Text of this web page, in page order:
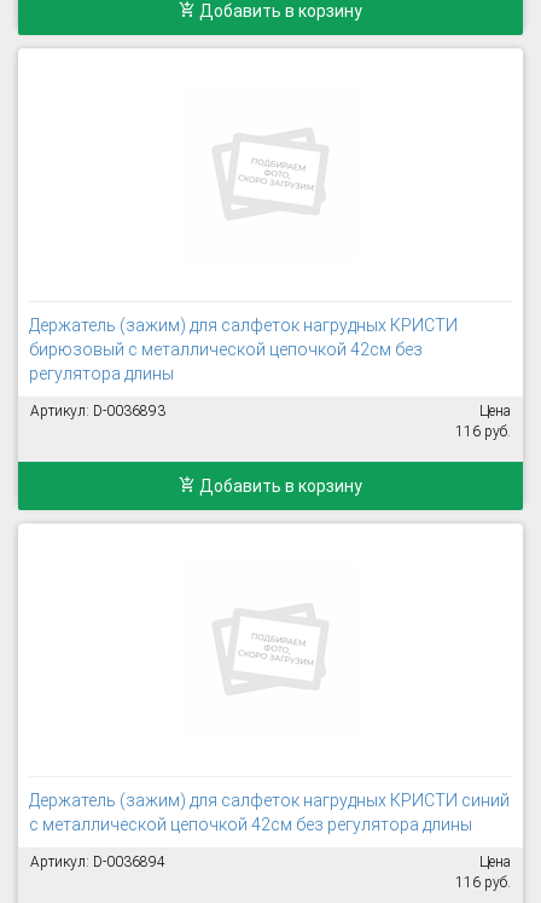
Добавить в корзину
Держатель (зажим) для салфеток нагрудных КРИСТИ
бирюзовый с металлической цепочкой 42см без
регулятора длины
Артикул: D-0036893
Цена
116 руб.
Добавить в корзину
Держатель (зажим) для салфеток нагрудных КРИСТИ синий
с металлической цепочкой 42см без регулятора длины
Артикул: D-0036894
Цена
116 руб.